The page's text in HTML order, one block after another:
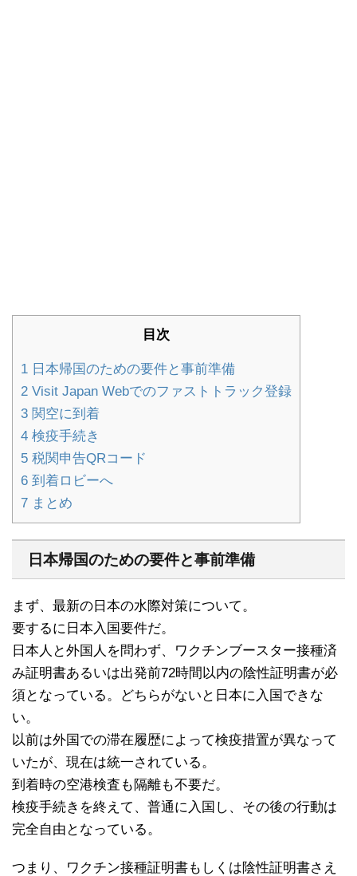
目次
1 日本帰国のための要件と事前準備
2 Visit Japan Webでのファストトラック登録
3 関空に到着
4 検疫手続き
5 税関申告QRコード
6 到着ロビーへ
7 まとめ
日本帰国のための要件と事前準備
まず、最新の日本の水際対策について。
要するに日本入国要件だ。
日本人と外国人を問わず、ワクチンブースター接種済
み証明書あるいは出発前72時間以内の陰性証明書が必
須となっている。どちらがないと日本に入国できな
い。
以前は外国での滞在履歴によって検疫措置が異なって
いたが、現在は統一されている。
到着時の空港検査も隔離も不要だ。
検疫手続きを終えて、普通に入国し、その後の行動は
完全自由となっている。
つまり、ワクチン接種証明書もしくは陰性証明書さえ